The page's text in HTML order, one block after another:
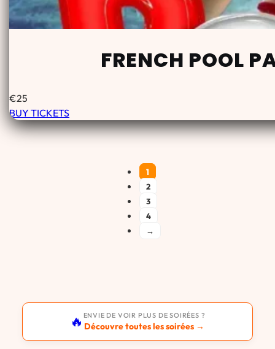
FRENCH POOL
€25
BUY TICKETS
1
2
3
4
→
🔥 ENVIE DE VOIR PLUS DE SOIRÉES ?
Découvre toutes les soirées →